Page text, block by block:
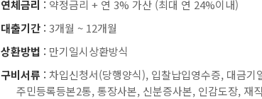
연체금리 : 약정금리 + 연 3% 가산 (최대 연 24%이내)
대출기간 : 3개월 ~ 12개월
상환방법 : 만기일시상환방식
구비서류 : 차입신청서(당행양식), 입찰납입영수증, 대금
주민등록등본2통, 통장사본, 신분증사본, 인감도장, 재